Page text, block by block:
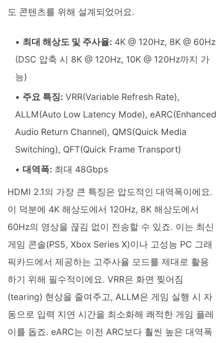
도 콘텐츠를 위해 설계되었어요.
최대 해상도 및 주사율: 4K @ 120Hz, 8K @ 60Hz
(DSC 압축 시 8K @ 120Hz, 10K @ 120Hz까지 가
능)
주요 특징: VRR(Variable Refresh Rate),
ALLM(Auto Low Latency Mode), eARC(Enhanced
Audio Return Channel), QMS(Quick Media
Switching), QFT(Quick Frame Transport)
대역폭: 최대 48Gbps
HDMI 2.1의 가장 큰 특징은 압도적인 대역폭이에요.
이 덕분에 4K 해상도에서 120Hz, 8K 해상도에서
60Hz의 영상을 끊김 없이 전송할 수 있죠. 이는 최신
게임 콘솔(PS5, Xbox Series X)이나 고성능 PC 그래
픽카드에서 제공하는 고주사율 모드를 제대로 활용
하기 위해 필수적이에요. VRR은 화면 찢어짐
(tearing) 현상을 줄여주고, ALLM은 게임 실행 시 자
동으로 입력 지연 시간을 최소화해 쾌적한 게임 플레
이를 돕죠. eARC는 이전 ARC보다 훨씬 높은 대역폭